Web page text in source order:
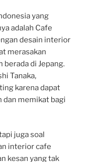
yang
adalah Cafe
desain interior
merasakan
di Jepang.
Tanaka,
karena dapat
dan memikat bagi
juga soal
interior cafe
kesan yang tak